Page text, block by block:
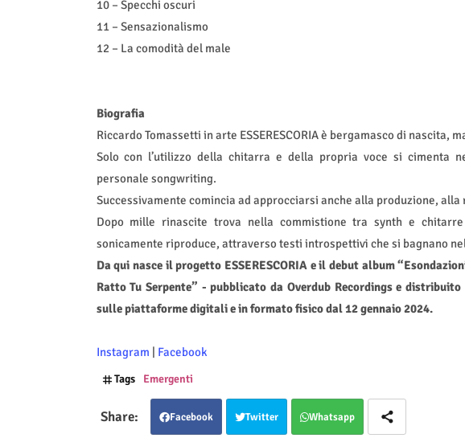
10 – Specchi oscuri
11 – Sensazionalismo
12 – La comodità del male
Biografia
Riccardo Tomassetti in arte ESSERESCORIA è bergamasco di nascita,
Solo con l’utilizzo della chitarra e della propria voce si cimenta
personale songwriting.
Successivamente comincia ad approcciarsi anche alla produzione,
Dopo mille rinascite trova nella commistione tra synth e chitarre
sonicamente riproduce, attraverso testi introspettivi che si bagnano
Da qui nasce il progetto ESSERESCORIA e il debut album
Ratto Tu Serpente” - pubblicato da Overdub Recordings e
sulle piattaforme digitali e in formato fisico dal 12 gennaio 2024.
Instagram | Facebook
Tags Emergenti
Facebook Twitter Whatsapp